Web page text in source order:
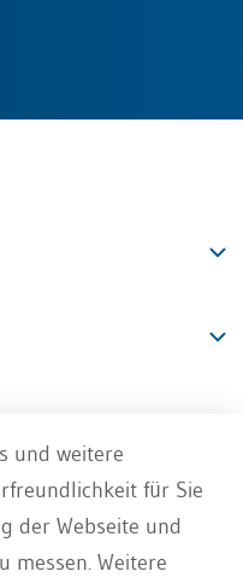
und weitere
für Sie
der Webseite und
messen. Weitere